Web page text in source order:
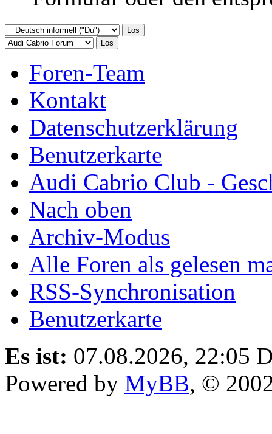
Foren-Team
Kontakt
Datenschutzerklärung
Benutzerkarte
Audi Cabrio Club -
Nach oben
Archiv-Modus
Alle Foren als gelesen
RSS-Synchronisation
Benutzerkarte
Es ist: 07.08.2026, 22:05
Powered by MyBB, ©